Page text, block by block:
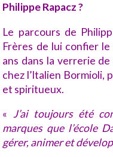
Philippe Rapacz ?
Le parcours de
Frères de lui confier
ans dans la verrerie
chez l’Italien Bormioli,
et spiritueux.
« J’ai toujours été
marques que l’école
gérer, animer et